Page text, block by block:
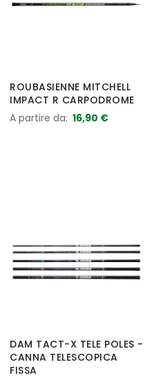
ROUBASIENNE MITCHELL
IMPACT R CARPODROME
A partire da 16,90 €
DAM TACT-X TELE POLES -
CANNA TELESCOPICA
FISSA